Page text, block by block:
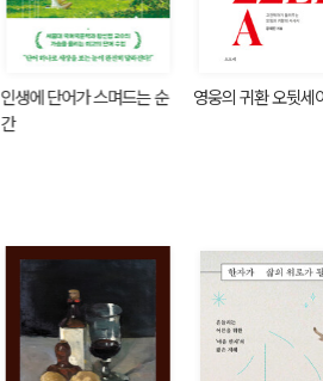
인생에 단어가 스며드는 순
간
영웅의 귀환 오뒷세